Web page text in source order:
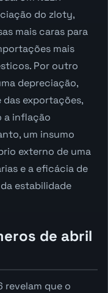
do zloty,
mais caras para
mais
Por outro
depreciação,
exportações,
a inflação
um insumo
externo de uma
e a eficácia de
estabilidade
de abril
revelam que o